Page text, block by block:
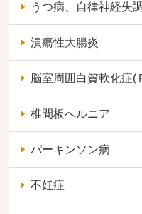
うつ病、自律神経失
潰瘍性大腸炎
脳室周囲白質軟化症(
椎間板へルニア
パーキンソン病
不妊症